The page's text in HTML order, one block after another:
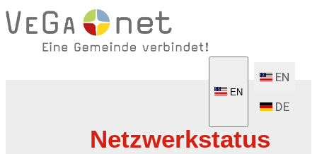
EN
EN
DE
Netzwerkstatus